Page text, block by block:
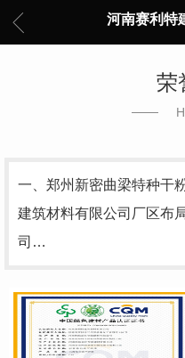
河南赛利特
荣
一、郑州新密曲梁特种干
建筑材料有限公司厂区布
司…